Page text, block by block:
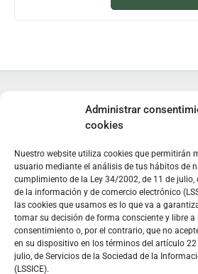
Administrar
cookies
Nuestro website utiliza cookies que permitirán
usuario mediante el análisis de tus hábitos de
cumplimiento de la Ley 34/2002, de 11 de julio,
de la información y de comercio electrónico
las cookies que usamos es lo que va a
tomar su decisión de forma consciente y libre a
consentimiento o, por el contrario, que no
en su dispositivo en los términos del artículo
julio, de Servicios de la Sociedad de la
(LSSICE).
Instituto de Estudios Zamoranos "Florián
Diputación de Zamora - Colegio
Lunes a viernes: 9:30 h - 13:30 h. Lunes y
19:30 h
Sedeen C/ Doctor Carracido, Biblioteca
C/ Doctor Carracido, s/n. 49006